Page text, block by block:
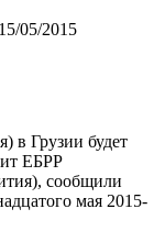
15/05/2015
в Грузии будет
ЕБРР
сообщили
мая 2015-